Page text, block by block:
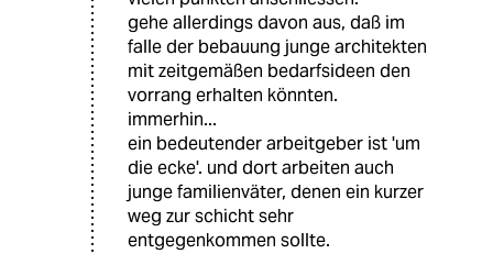
gehe allerdings davon aus, daß im
falle der bebauung junge architekten
mit zeitgemäßen bedarfsideen den
vorrang erhalten könnten.
immerhin...
ein bedeutender arbeitgeber ist 'um
die ecke'. und dort arbeiten auch
junge familienväter, denen ein kurzer
weg zur schicht sehr
entgegenkommen sollte.